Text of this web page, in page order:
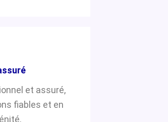
et assuré,
fiables et en